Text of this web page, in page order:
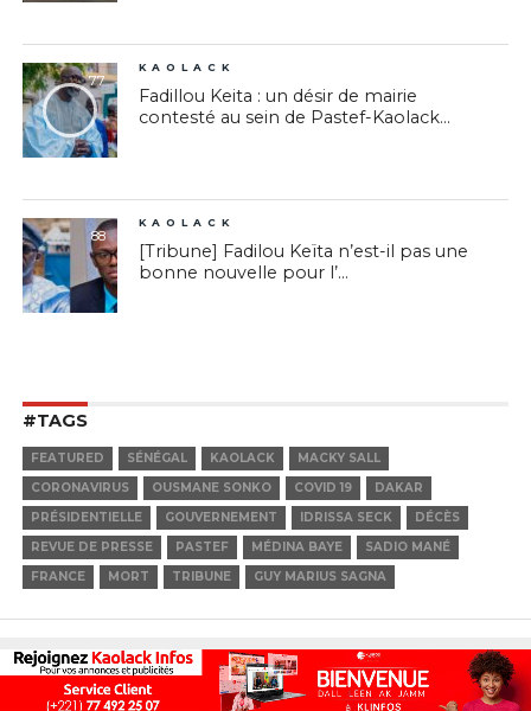
77
KAOLACK
Fadillou Keita : un désir de mairie
contesté au sein de Pastef-Kaolack...
88
KAOLACK
[Tribune] Fadilou Keïta n’est-il pas une
bonne nouvelle pour l’...
#TAGS
FEATURED SÉNÉGAL KAOLACK
MACKY SALL
CORONAVIRUS
OUSMANE SONKO COVID 19
DAKAR
PRÉSIDENTIELLE
GOUVERNEMENT IDRISSA SECK
DÉCÈS
REVUE DE PRESSE
PASTEF MÉDINA BAYE
SADIO MANÉ
FRANCE
MORT TRIBUNE GUY MARIUS SAGNA